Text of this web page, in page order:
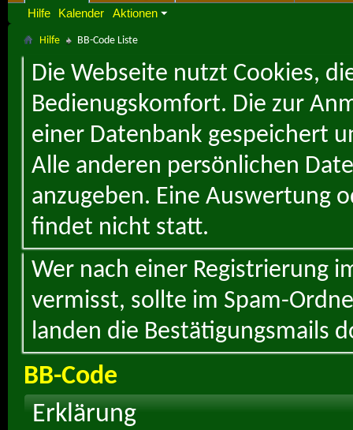
Hilfe
Kalender Aktionen
Hilfe BB-Code Liste
Die Webseite nutzt Cookies,
Bedienugskomfort. Die zur
einer Datenbank gespeichert
Alle anderen persönlichen
anzugeben. Eine Auswertung
findet nicht statt.
Wer nach einer Registrierung
vermisst, sollte im Spam-
landen die Bestätigungsmails
BB-Code
Erklärung